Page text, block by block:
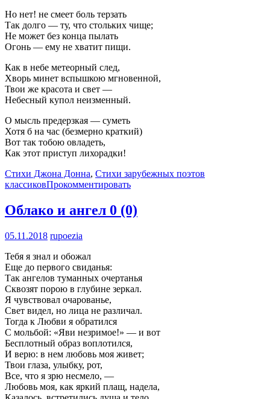
Но нет! не смеет боль терзать
Так долго — ту, что стольких чище;
Не может без конца пылать
Огонь — ему не хватит пищи.
Как в небе метеорный след,
Хворь минет вспышкою мгновенной,
Твои же красота и свет —
Небесный купол неизменный.
О мысль предерзкая — суметь
Хотя б на час (безмерно краткий)
Вот так тобою овладеть,
Как этот приступ лихорадки!
Стихи Джона Донна, Стихи зарубежных поэтов
классиковПрокомментировать
Облако и ангел 0 (0)
05.11.2018 rupoezia
Тебя я знал и обожал
Еще до первого свиданья:
Так ангелов туманных очертанья
Сквозят порою в глубине зеркал.
Я чувствовал очарованье,
Свет видел, но лица не различал.
Тогда к Любви я обратился
С мольбой: «Яви незримое!» — и вот
Бесплотный образ воплотился,
И верю: в нем любовь моя живет;
Твои глаза, улыбку, рот,
Все, что я зрю несмело, —
Любовь моя, как яркий плащ, надела,